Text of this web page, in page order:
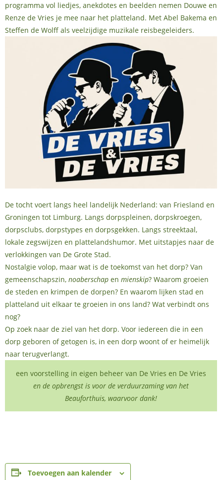
programma vol liedjes, anekdotes en beelden nemen Douwe en
Renze de Vries je mee naar het platteland. Met Abel Bakema en
Steffen de Wolff als veelzijdige muzikale reisbegeleiders.
De tocht voert langs heel landelijk Nederland: van Friesland en
Groningen tot Limburg. Langs dorpspleinen, dorpskroegen,
dorpsclubs, dorpstypes en dorpsgekken. Langs streektaal,
lokale zegswijzen en plattelandshumor. Met uitstapjes naar de
verlokkingen van De Grote Stad.
Nostalgie volop, maar wat is de toekomst van het dorp? Van
gemeenschapszin, noaberschap en mienskip? Waarom groeien
de steden en krimpen de dorpen? En waarom lijken stad en
platteland uit elkaar te groeien in ons land? Wat verbindt ons
nog?
Op zoek naar de ziel van het dorp. Voor iedereen die in een
dorp geboren of getogen is, in een dorp woont of er heimelijk
naar terugverlangt.
een voorstelling in eigen beheer van De Vries en De Vries
en de opbrengst is voor de verduurzaming van het
Beauforthuis, waarvoor dank!
Toevoegen aan kalender